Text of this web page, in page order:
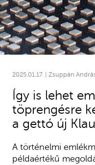
2025.01.17. | Zsuppán
Így is lehet
töprengésre
a gettó új
A történelmi
példaértékű